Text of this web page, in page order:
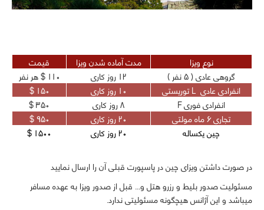
نوع ویزا مدت آماده شدن ویزا
قیمت
گروهی عادی ( 5 نفر )
12 روز کاری
110 $ هر نفر
انفرادی عادی L توریستی
10 روز کاری
150 $
انفرادی فوری F
8 روز کاری
350 $
تجاری 6 ماه مولتی
20 روز کاری
950 $
چین یکساله
20 روز کاری 1500 $
در صورت داشتن ویزای چین در پاسپورت قبلی آن را ارسال نمایید
مسئولیت صدور بلیط و رزرو هتل و... قبل از صدور ویزا به عهده مسافر
میباشد و این آژانس هیچگونه مسئولیتی ندارد.